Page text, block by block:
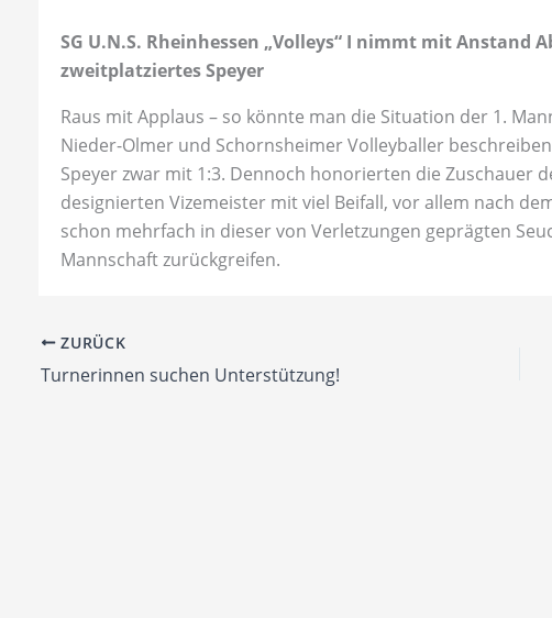
SG U.N.S. Rheinhessen „Volleys“ I nimmt mit Anstand
zweitplatziertes Speyer
Raus mit Applaus – so könnte man die Situation der 1.
Nieder-Olmer und Schornsheimer Volleyballer
Speyer zwar mit 1:3. Dennoch honorierten die Zuschauer
designierten Vizemeister mit viel Beifall, vor allem nach
schon mehrfach in dieser von Verletzungen geprägten
Mannschaft zurückgreifen.
ZURÜCK
Turnerinnen suchen Unterstützung!